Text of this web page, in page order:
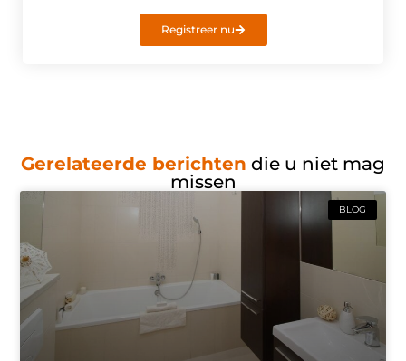
Registreer nu
Gerelateerde berichten die u niet mag
missen
BLOG